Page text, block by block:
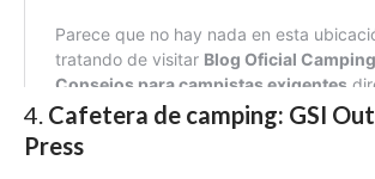
4. Cafetera de camping: GSI
Press